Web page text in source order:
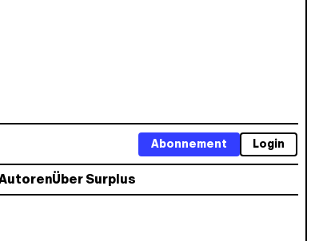
Login
Abonnement
Über Surplus